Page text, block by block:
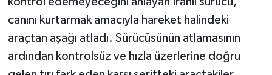
canını kurtarmak amacıyla hareket halindeki
araçtan aşağı atladı. Sürücüsünün atlamasının
ardından kontrolsüz ve hızla üzerlerine doğru